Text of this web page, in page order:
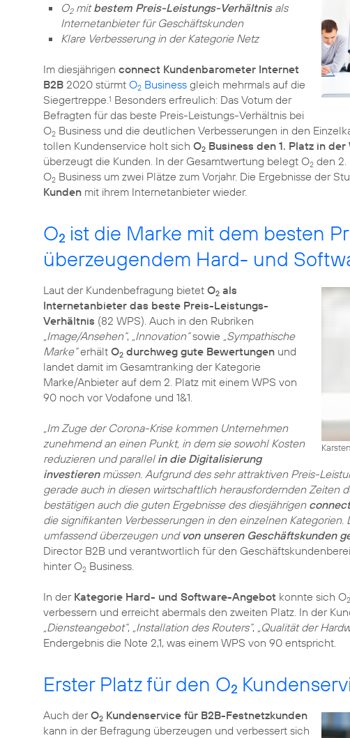
O2mitbestem Preis-Leistungs-Verhältnisals
Internetanbieter für Geschäftskunden
Klare Verbesserung in der Kategorie Netz
Im diesjährigen connect Kundenbarometer Internet
B2B 2020 stürmt O2 Business gleich mehrmals auf die
Siegertreppe.1 Besonders erfreulich: Das Votum der
Befragten für das beste Preis-Leistungs-Verhältnis bei
O2 Business und die deutlichen Verbesserungen in den
tollen Kundenservice holt sich O2 Business den 1. Platz in
überzeugt die Kunden. In der Gesamtwertung belegt O2 den 2.
O2 Business um zwei Plätze zum Vorjahr. Die Ergebnisse der
Kunden mit ihrem Internetanbieter wieder.
O2 ist die Marke mit dem besten
überzeugendem Hard- und
Laut der Kundenbefragung bietet O2 als
Internetanbieter das beste Preis-Leistungs-
Verhältnis (82 WPS). Auch in den Rubriken
„Image/Ansehen“, „Innovation“sowie „Sympathische
Marke“erhält O2 durchweg gute Bewertungen und
landet damit im Gesamtranking der Kategorie
Marke/Anbieter auf dem 2. Platz mit einem WPS von
90 noch vor Vodafone und 1&1.
„Im Zuge der Corona-Krise kommen Unternehmen
zunehmend an einen Punkt, in dem sie sowohl Kosten
reduzieren und parallel in die Digitalisierung
investierenmüssen. Aufgrund des sehr attraktiven Preis-
gerade auch in diesen wirtschaftlich herausfordernden Zeiten
bestätigen auch die guten Ergebnisse des diesjährigen
die signifikanten Verbesserungen in den einzelnen Kategorien.
umfassend überzeugen und von unseren Geschäftskunden
Director B2B und verantwortlich für den
hinter O2 Business.
In der Kategorie Hard- und Software-Angebot konnte sich O2
verbessern und erreicht abermals den zweiten Platz. In der
„Diensteangebot“, „Installation des Routers“, „Qualität der
Endergebnis die Note 2,1, was einem WPS von 90 entspricht.
Erster Platz für den O2
Auch derO2 Kundenservice für B2B-Festnetzkunden
kann in der Befragung überzeugen und verbessert sich